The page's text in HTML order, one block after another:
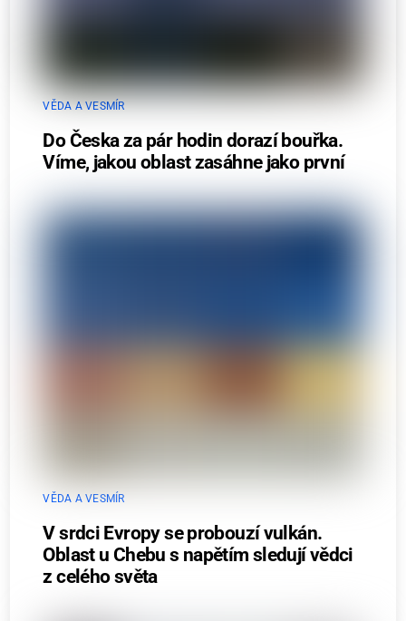
VĚDA A VESMÍR
Do Česka za pár hodin dorazí bouřka.
Víme, jakou oblast zasáhne jako první
VĚDA A VESMÍR
V srdci Evropy se probouzí vulkán.
Oblast u Chebu s napětím sledují vědci
z celého světa